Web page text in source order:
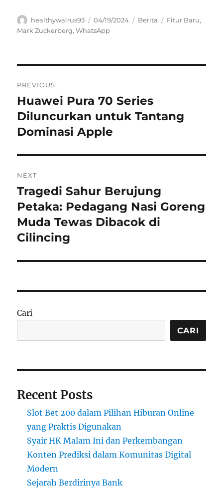
Author
healthywalrus93
Posted
on
04/19/2024 Categories
Berita Tags
Fitur Baru,
Mark Zuckerberg,WhatsApp
pos
PREVIOUS
Previous
post:
Huawei Pura 70 Series
Diluncurkan untuk Tantang
Dominasi Apple
NEXT
Next
post:
Tragedi Sahur Berujung
Petaka: Pedagang Nasi Goreng
Muda Tewas Dibacok di
Cilincing
Cari
CARI
Recent Posts
Slot Bet 200 dalam Pilihan Hiburan Online
yang Praktis Digunakan
Syair HK Malam Ini dan Perkembangan
Konten Prediksi dalam Komunitas Digital
Modern
Sejarah Berdirinya Bank